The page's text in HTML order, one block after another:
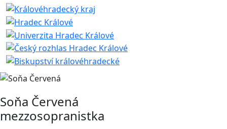
Soňa Červená
mezzosopranistka